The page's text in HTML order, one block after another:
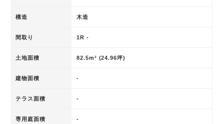
構造 木造
間取り 1R -
土地面積 82.5m² (24.96坪)
建物面積 -
テラス面積 -
専用庭面積 -